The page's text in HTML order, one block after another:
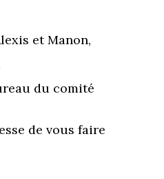
et Manon,
du comité
de vous faire